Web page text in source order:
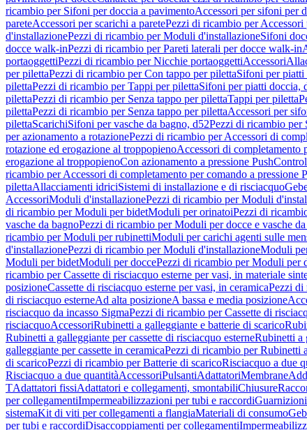
ricambio per Sifoni per doccia a pavimentoAccessori per sifoni per
pareteAccessori per scarichi a paretePezzi di ricambio per Accessori
d'installazionePezzi di ricambio per Moduli d'installazioneSifoni
docce walk-inPezzi di ricambio per Pareti laterali per docce walk-in
portaoggettiPezzi di ricambio per Nicchie portaoggettiAccessori
per pilettaPezzi di ricambio per Con tappo per pilettaSifoni per piatti
pilettaPezzi di ricambio per Tappi per pilettaSifoni per piatti doccia,
pilettaPezzi di ricambio per Senza tappo per pilettaTappi per piletta
pilettaPezzi di ricambio per Senza tappo per pilettaAccessori per
pilettaScarichiSifoni per vasche da bagno, d52Pezzi di ricambio per
per azionamento a rotazionePezzi di ricambio per Accessori di
rotazione ed erogazione al troppopienoAccessori di completamento
erogazione al troppopienoCon azionamento a pressione PushControl
ricambio per Accessori di completamento per comando a pressione
pilettaAllacciamenti idriciSistemi di installazione e di risciacquo
AccessoriModuli d'installazionePezzi di ricambio per Moduli
di ricambio per Moduli per bidetModuli per orinatoiPezzi di
vasche da bagnoPezzi di ricambio per Moduli per docce e vasche
ricambio per Moduli per rubinettiModuli per carichi agenti sulle
d'installazionePezzi di ricambio per Moduli d'installazioneModuli
Moduli per bidetModuli per doccePezzi di ricambio per Moduli per
ricambio per Cassette di risciacquo esterne per vasi, in materiale
posizioneCassette di risciacquo esterne per vasi, in ceramicaPezzi di
di risciacquo esterneAd alta posizioneA bassa e media posizione
risciacquo da incasso SigmaPezzi di ricambio per Cassette di
risciacquoAccessoriRubinetti a galleggiante e batterie di scarico
Rubinetti a galleggiante per cassette di risciacquo esterneRubinetti a
galleggiante per cassette in ceramicaPezzi di ricambio per Rubinetti
di scaricoPezzi di ricambio per Batterie di scaricoRisciacquo a due
Risciacquo a due quantitàAccessoriPulsantiAdattatoriMembrane
TAdattatori fissiAdattatori e collegamenti, smontabiliChiusure
per collegamentiImpermeabilizzazioni per tubi e raccordi
sistemaKit di viti per collegamenti a flangiaMateriali di consumo
per tubi e raccordiDisaccoppiamenti per collegamenti